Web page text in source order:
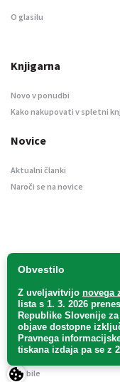
Obvestilo
Z uveljavitvijo novega
lista s 1. 3. 2026
Republike Slovenije
objave dostopne
Pravnega
tiskana izdaja pa se z
O glasilu
Knjigarna
Novo v ponudbi
Kako nakupovati v spletni
Novice
Aktualni članki
Naroči se na novice
Uradni list d. o. o. – v
2Mobile